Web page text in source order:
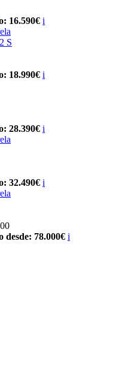
16.590€ i
S
18.990€ i
28.390€ i
32.490€ i
desde: 78.000€ i